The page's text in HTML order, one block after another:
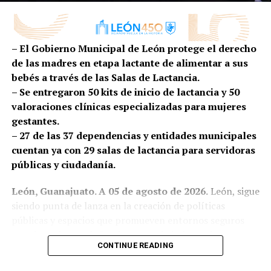
Aseguró que las empresas de la proveeduría cuentan
con el talento, la infraestructura y la capacidad de
innovación necesarias para competir en sectores como
el automotriz, aeroespacial, médico, mobiliario,
manufactura avanzada y la industria alimentaria,
demostrando que el talento leonés puede responder a
las exigencias de mercados cada vez más especializados.
Asimismo, refrendó el compromiso del Gobierno
Municipal para seguir impulsando políticas que
atracción de inversiones, la formación de talento, la
vinculación entre empresas y academia, así como la
Por su parte, el presidente de APIMEX, Mauricio Ruíz
– El Gobierno Municipal de León protege el derecho
de las madres en etapa lactante de alimentar a sus
bebés a través de las Salas de Lactancia.
– Se entregaron 50 kits de inicio de lactancia y 50
valoraciones clínicas especializadas para mujeres
gestantes.
– 27 de las 37 dependencias y entidades municipales
cuentan ya con 29 salas de lactancia para servidoras
públicas y ciudadanía.
León, Guanajuato. A 05 de agosto de 2026.León, sigue
siendo punta de lanza en la creación de políticas
para las primeras infancias y para brindar mejores
condiciones a las madres, los bebés y sus familias, el
CONTINUE READING